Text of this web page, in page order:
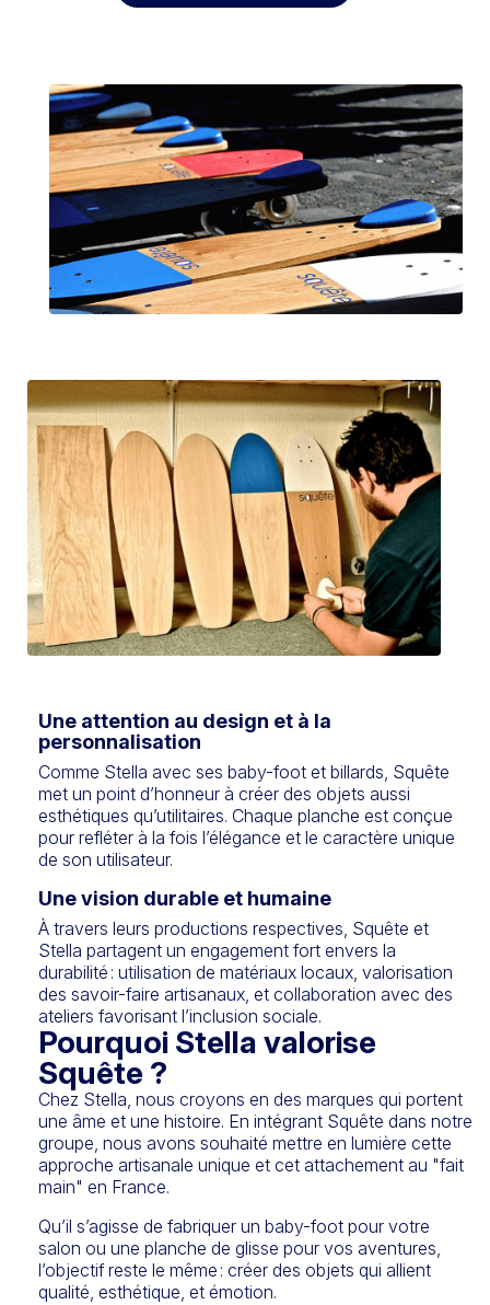
Une attention au design et à la
personnalisation
Comme Stella avec ses baby-foot et billards, Squête
met un point d’honneur à créer des objets aussi
esthétiques qu’utilitaires. Chaque planche est conçue
pour refléter à la fois l’élégance et le caractère unique
de son utilisateur.
Une vision durable et humaine
À travers leurs productions respectives, Squête et
Stella partagent un engagement fort envers la
durabilité : utilisation de matériaux locaux, valorisation
des savoir-faire artisanaux, et collaboration avec des
ateliers favorisant l’inclusion sociale.
Pourquoi Stella valorise
Squête ?
Chez Stella, nous croyons en des marques qui portent
une âme et une histoire. En intégrant Squête dans notre
groupe, nous avons souhaité mettre en lumière cette
approche artisanale unique et cet attachement au "fait
main" en France.
Qu’il s’agisse de fabriquer un baby-foot pour votre
salon ou une planche de glisse pour vos aventures,
l’objectif reste le même : créer des objets qui allient
qualité, esthétique, et émotion.